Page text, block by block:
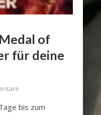
of
für deine
bis zum